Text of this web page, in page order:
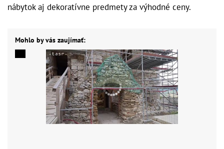
nábytok aj dekoratívne predmety za výhodné ceny.
Mohlo by vás zaujímať: